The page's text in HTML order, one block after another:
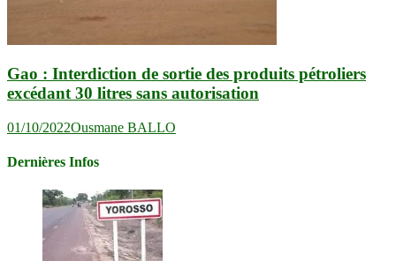
Gao : Interdiction de sortie des produits pétroliers
excédant 30 litres sans autorisation
01/10/2022Ousmane BALLO
Dernières Infos